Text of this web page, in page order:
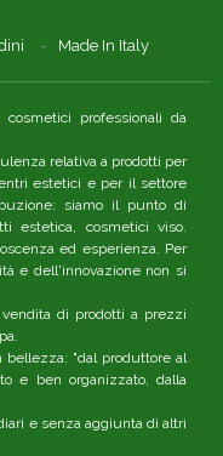
Made In Italy
professionali da
relativa a prodotti per
estetici e per il settore
siamo il punto di
estetica, cosmetici viso.
ed esperienza. Per
e dell'innovazione non si
di prodotti a prezzi
bellezza: "dal produttore al
e ben organizzato, dalla
e senza aggiunta di altri